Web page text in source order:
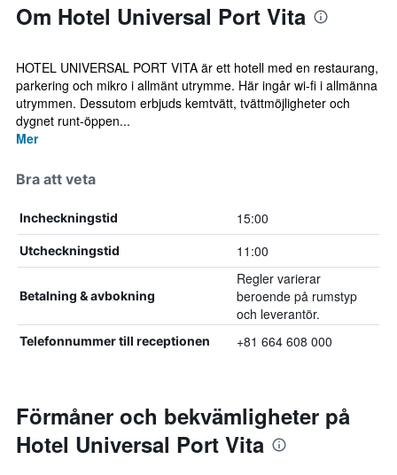
Om Hotel Universal Port Vita
HOTEL UNIVERSAL PORT VITA är ett hotell med en restaurang,
parkering och mikro i allmänt utrymme. Här ingår wi-fi i allmänna
utrymmen. Dessutom erbjuds kemtvätt, tvättmöjligheter och
dygnet runt-öppen...
Mer
Bra att veta
Incheckningstid 15:00
Utcheckningstid 11:00
Betalning & avbokning
Regler varierar
beroende på rumstyp
och leverantör.
Telefonnummer till receptionen +81 664 608 000
Förmåner och bekvämligheter på
Hotel Universal Port Vita